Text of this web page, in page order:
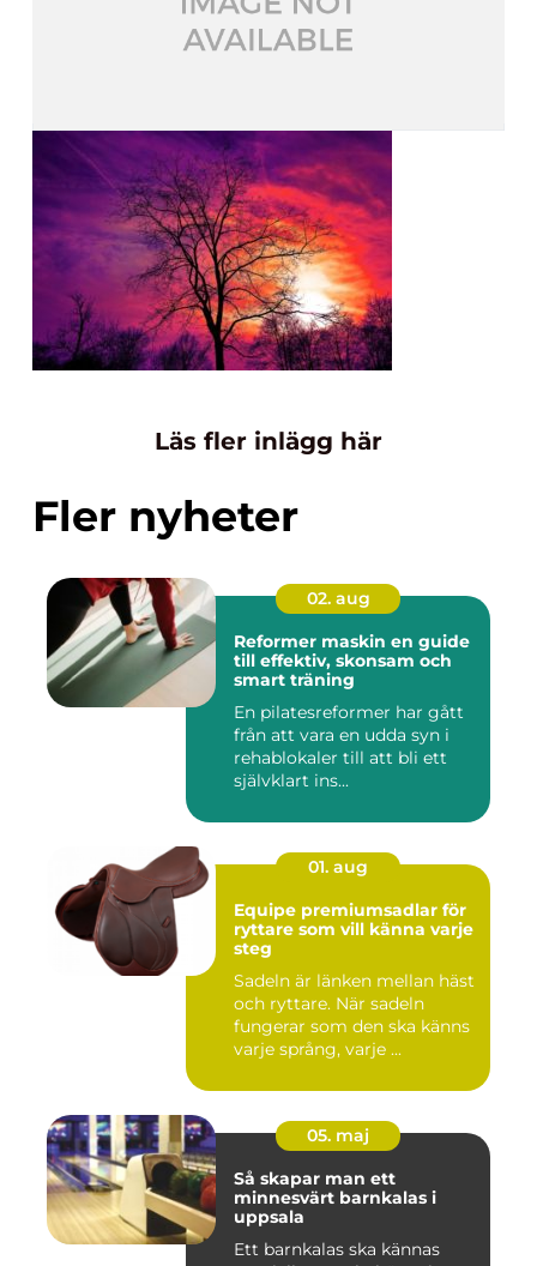
Läs fler inlägg här
Fler nyheter
02. aug
Reformer maskin en guide
till effektiv, skonsam och
smart träning
En pilatesreformer har gått
från att vara en udda syn i
rehablokaler till att bli ett
självklart ins...
01. aug
Equipe premiumsadlar för
ryttare som vill känna varje
steg
Sadeln är länken mellan häst
och ryttare. När sadeln
fungerar som den ska känns
varje språng, varje ...
05. maj
Så skapar man ett
minnesvärt barnkalas i
uppsala
Ett barnkalas ska kännas